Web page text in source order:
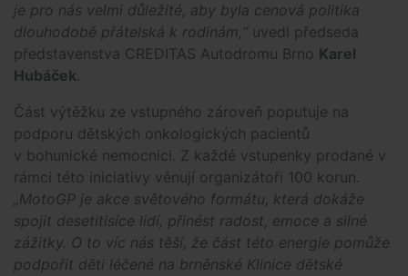
je pro nás velmi důležité, aby byla cenová politika
dlouhodobě přátelská k rodinám,“ uvedl předseda
představenstva CREDITAS Autodromu Brno Karel
Hubáček.
Část výtěžku ze vstupného zároveň poputuje na
podporu dětských onkologických pacientů
v bohunické nemocnici. Z každé vstupenky prodané v
rámci této iniciativy věnují organizátoři 100 korun.
„MotoGP je akce světového formátu, která dokáže
spojit desetitisíce lidí, přinést radost, emoce a silné
zážitky. O to víc nás těší, že část této energie pomůže
podpořit děti léčené na brněnské Klinice dětské